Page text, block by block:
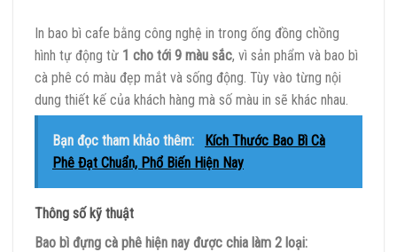
In bao bì cafe bằng công nghệ in trong ống đồng chồng
hình tự động từ 1 cho tới 9 màu sắc, vì sản phẩm và bao bì
cà phê có màu đẹp mắt và sống động. Tùy vào từng nội
dung thiết kế của khách hàng mà số màu in sẽ khác nhau.
Bạn đọc tham khảo thêm:
Kích Thước Bao Bì Cà
Phê Đạt Chuẩn, Phổ Biến Hiện Nay
Thông số kỹ thuật
Bao bì đựng cà phê hiện nay được chia làm 2 loại: